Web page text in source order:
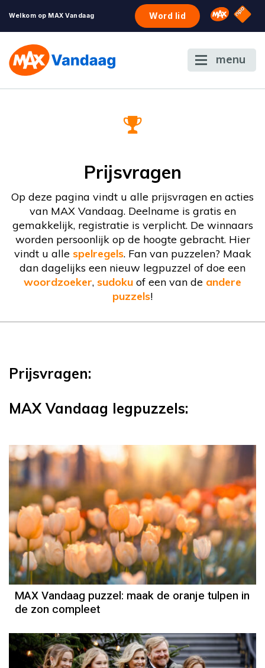
Welkom op MAX Vandaag Word lid Omroep
NPO
menu
Prijsvragen
Op deze pagina vindt u alle prijsvragen en acties
van MAX Vandaag. Deelname is gratis en
gemakkelijk, registratie is verplicht. De winnaars
worden persoonlijk op de hoogte gebracht. Hier
vindt u alle spelregels. Fan van puzzelen? Maak
dan dagelijks een nieuw legpuzzel of doe een
woordzoeker, sudoku of een van de andere
puzzels!
Prijsvragen:
MAX Vandaag legpuzzels:
MAX Vandaag puzzel: maak de oranje tulpen in
de zon compleet